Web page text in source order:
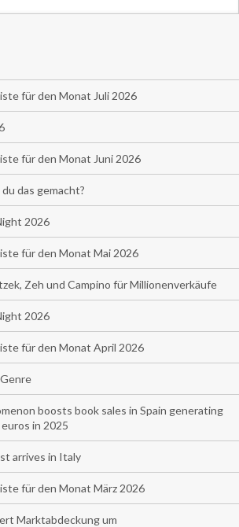
für den Monat Juli 2026
für den Monat Juni 2026
das gemacht?
2026
für den Monat Mai 2026
Zeh und Campino für Millionenverkäufe
2026
für den Monat April 2026
boosts book sales in Spain generating
in 2025
arrives in Italy
für den Monat März 2026
Marktabdeckung um